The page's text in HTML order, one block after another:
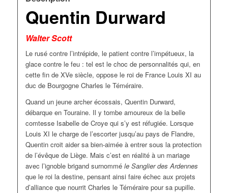
Quentin Durward
Walter Scott
Le rusé contre l’intrépide, le patient contre l’impétueux, la
glace contre le feu : tel est le choc de personnalités qui, en
cette fin de XVe siècle, oppose le roi de France Louis XI au
duc de Bourgogne Charles le Téméraire.
Quand un jeune archer écossais, Quentin Durward,
débarque en Touraine. Il y tombe amoureux de la belle
comtesse Isabelle de Croye qui s’y est réfugiée. Lorsque
Louis XI le charge de l’escorter jusqu’au pays de Flandre,
Quentin croit aider sa bien-aimée à entrer sous la protection
de l’évêque de Liège. Mais c’est en réalité à un mariage
avec l’ignoble brigand surnommé le Sanglier des Ardennes
que le roi la destine, pensant ainsi faire échec aux projets
d’alliance que nourrit Charles le Téméraire pour sa pupille.